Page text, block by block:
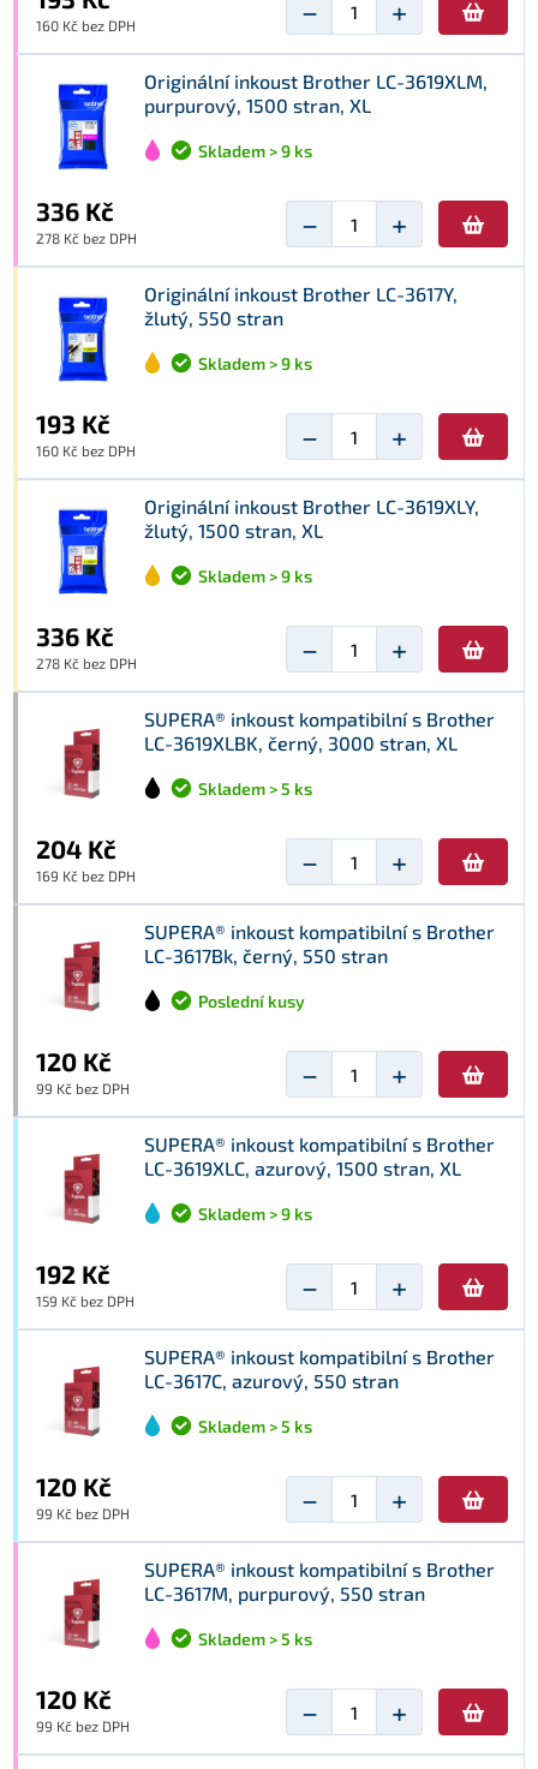
160 Kč bez DPH − +
Originální inkoust Brother LC-3619XLM,
purpurový, 1500 stran, XL
Skladem > 9 ks
336 Kč
278 Kč bez DPH − +
Originální inkoust Brother LC-3617Y,
žlutý, 550 stran
Skladem > 9 ks
193 Kč
160 Kč bez DPH − +
Originální inkoust Brother LC-3619XLY,
žlutý, 1500 stran, XL
Skladem > 9 ks
336 Kč
278 Kč bez DPH − +
SUPERA® inkoust kompatibilní s Brother
LC-3619XLBK, černý, 3000 stran, XL
Skladem > 5 ks
204 Kč
169 Kč bez DPH − +
SUPERA® inkoust kompatibilní s Brother
LC-3617Bk, černý, 550 stran
Poslední kusy
120 Kč
99 Kč bez DPH − +
SUPERA® inkoust kompatibilní s Brother
LC-3619XLC, azurový, 1500 stran, XL
Skladem > 9 ks
192 Kč
159 Kč bez DPH − +
SUPERA® inkoust kompatibilní s Brother
LC-3617C, azurový, 550 stran
Skladem > 5 ks
120 Kč
99 Kč bez DPH − +
SUPERA® inkoust kompatibilní s Brother
LC-3617M, purpurový, 550 stran
Skladem > 5 ks
120 Kč
99 Kč bez DPH − +